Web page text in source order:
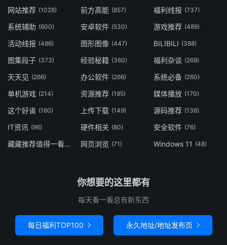
网站推荐 (1028) 前方高能 (857) 福利线报 (737)
系统辅助 (600) 安卓软件 (530) 游戏推荐 (489)
活动线报 (486) 图形图像 (447) BILIBILI (388)
图集段子 (373) 经验秘籍 (360) 福利杂谈 (269)
天天见 (266) 办公软件 (266) 系统必备 (260)
单机游戏 (214) 资源推荐 (195) 媒体播放 (170)
这个好诶 (160) 上传下载 (149) 源码推荐 (136)
IT资讯 (96) 硬件相关 (80) 安全软件 (76)
藏藏推荐值得一看 网页浏览 (71) Windows 11 (48)
你想要的这里都有
每天看一看总有新东西
每日福利TOP100  永久地址/地址发布页 